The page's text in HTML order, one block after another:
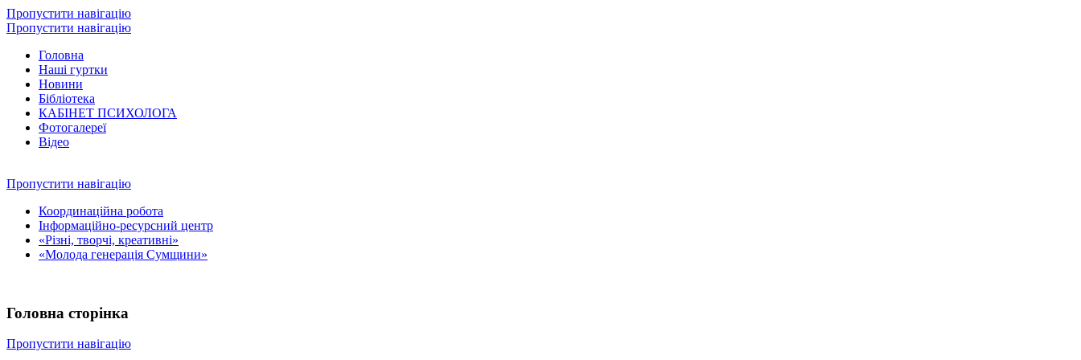
Пропустити навігацію
Пропустити навігацію
Головна
Наші гуртки
Новини
Бібліотека
КАБІНЕТ ПСИХОЛОГА
Фотогалереї
Відео
Пропустити навігацію
Координаційна робота
Інформаційно-ресурсний центр
«Різні, творчі, креативні»
«Молода генерація Сумщини»
Головна сторінка
Пропустити навігацію